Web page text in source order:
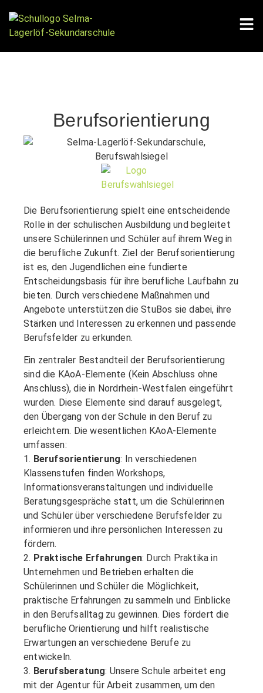
Berufsorientierung
Die Berufsorientierung spielt eine entscheidende
Rolle in der schulischen Ausbildung und begleitet
unsere Schülerinnen und Schüler auf ihrem Weg in
die berufliche Zukunft. Ziel der Berufsorientierung
ist es, den Jugendlichen eine fundierte
Entscheidungsbasis für ihre berufliche Laufbahn zu
bieten. Durch verschiedene Maßnahmen und
Angebote unterstützen die StuBos sie dabei, ihre
Stärken und Interessen zu erkennen und passende
Berufsfelder zu erkunden.
Ein zentraler Bestandteil der Berufsorientierung
sind die KAoA-Elemente (Kein Abschluss ohne
Anschluss), die in Nordrhein-Westfalen eingeführt
wurden. Diese Elemente sind darauf ausgelegt,
den Übergang von der Schule in den Beruf zu
erleichtern. Die wesentlichen KAoA-Elemente
umfassen:
1. Berufsorientierung: In verschiedenen
Klassenstufen finden Workshops,
Informationsveranstaltungen und individuelle
Beratungsgespräche statt, um die Schülerinnen
und Schüler über verschiedene Berufsfelder zu
informieren und ihre persönlichen Interessen zu
fördern.
2. Praktische Erfahrungen: Durch Praktika in
Unternehmen und Betrieben erhalten die
Schülerinnen und Schüler die Möglichkeit,
praktische Erfahrungen zu sammeln und Einblicke
in den Berufsalltag zu gewinnen. Dies fördert die
berufliche Orientierung und hilft realistische
Erwartungen an verschiedene Berufe zu
entwickeln.
3. Berufsberatung: Unsere Schule arbeitet eng
mit der Agentur für Arbeit zusammen, um den